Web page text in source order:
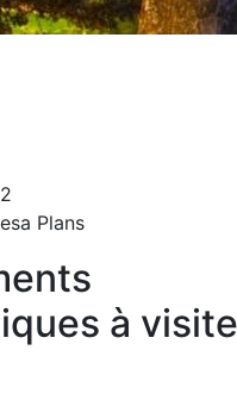
Plans
à